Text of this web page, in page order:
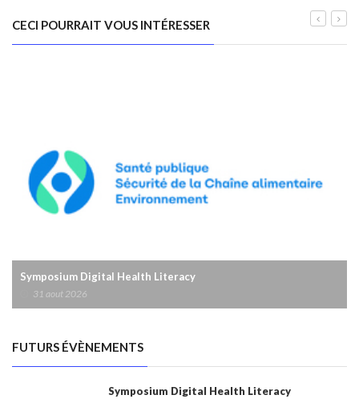
CECI POURRAIT VOUS INTÉRESSER
Symposium Digital Health Literacy
31 aout 2026
FUTURS ÉVÈNEMENTS
Symposium Digital Health Literacy